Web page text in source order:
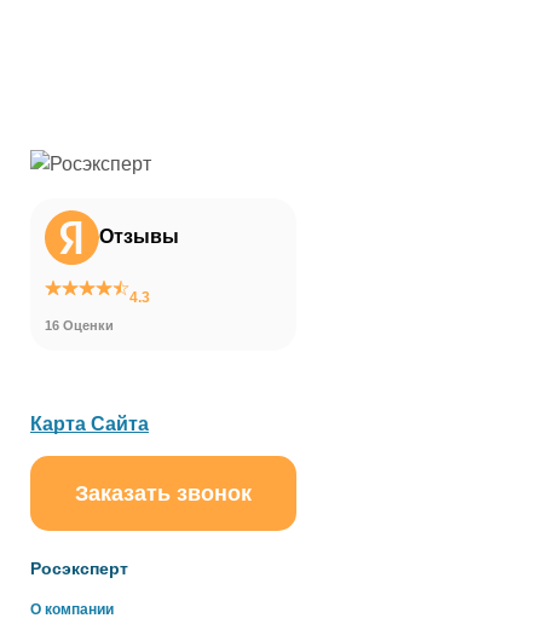
Отзывы
4.3
16 Оценки
Росэксперт
О компании
Карта Сайта
Заказать звонок
online
Здравствуйте!